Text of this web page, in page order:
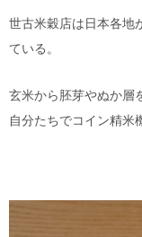
世古米穀店は日本各地
ている。
玄米から胚芽やぬか層
自分たちでコイン精米